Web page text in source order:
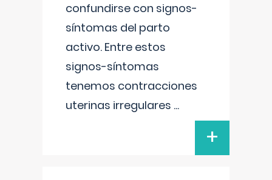
confundirse con signos-
síntomas del parto
activo. Entre estos
signos-síntomas
tenemos contracciones
uterinas irregulares ...
+